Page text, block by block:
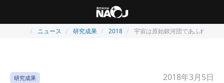
ニュース 研究成果 2018 宇宙は原始銀河団であふれている
研究成果 2018年3月5日